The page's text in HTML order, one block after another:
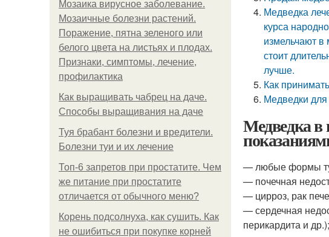
Мозаика вирусное заболевание.
Мозаичные болезни растений.
Поражение, пятна зеленого или
белого цвета на листьях и плодах.
Признаки, симптомы, лечение,
профилактика
Как выращивать чабрец на даче.
Способы выращивания на даче
Туя брабант болезни и вредители.
Болезни туи и их лечение
Топ-6 запретов при простатите. Чем
же питание при простатите
отличается от обычного меню?
Корень подсолнуха, как сушить. Как
не ошибиться при покупке корней
Медведка
курса
измельчают
стоит
лучше.
Как
Медведки
Медведка в
— любые формы
— почечная
— цирроз, рак
— сердечная
перикардита и др.);